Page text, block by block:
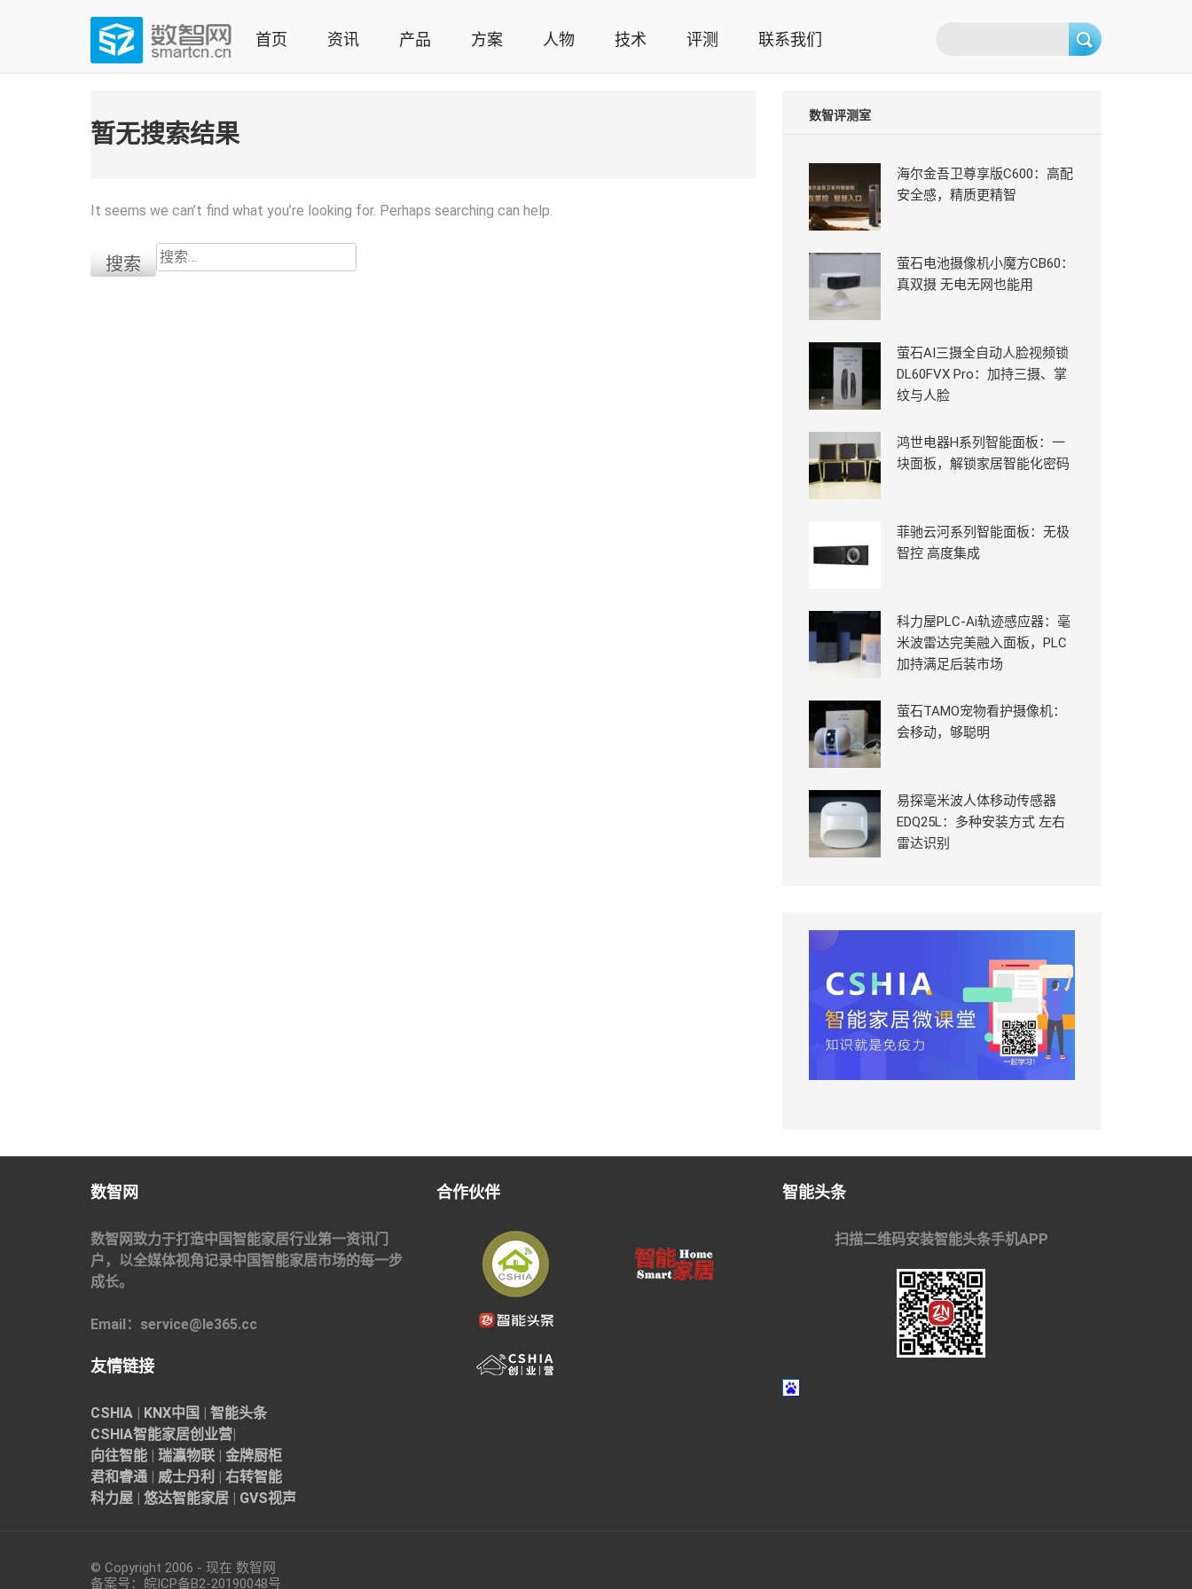
(Press
数智网
智能家居第一资讯门户 | 智能家居系统，智能家居产品，智能家居解决方案，智能家居技术应用，智能家居行业观点，智能家居项目案例
首页 资讯 产品 方案 人物 技术 评测 联系我们
暂无搜索结果
It seems we can’t find what you’re looking for. Perhaps searching can help.
搜
索：
数智评测室
海尔金吾卫尊享版C600：高配
安全感，精质更精智
萤石电池摄像机小魔方CB60：
真双摄 无电无网也能用
萤石AI三摄全自动人脸视频锁
DL60FVX Pro：加持三摄、掌
纹与人脸
鸿世电器H系列智能面板：一
块面板，解锁家居智能化密码
菲驰云河系列智能面板：无极
智控 高度集成
科力屋PLC-Ai轨迹感应器：毫
米波雷达完美融入面板，PLC
加持满足后装市场
萤石TAMO宠物看护摄像机：
会移动，够聪明
易探毫米波人体移动传感器
EDQ25L：多种安装方式 左右
雷达识别
数智网
数智网致力于打造中国智能家居行业第一资讯门
户，以全媒体视角记录中国智能家居市场的每一步
成长。
Email：service@le365.cc
友情链接
CSHIA | KNX中国 | 智能头条
CSHIA智能家居创业营|
向往智能 | 瑞瀛物联 | 金牌厨柜
君和睿通 | 威士丹利 | 右转智能
科力屋 | 悠达智能家居 | GVS视声
合作伙伴 智能头条
扫描二维码安装智能头条手机APP
© Copyright 2006 - 现在 数智网
备案号： 皖ICP备B2-20190048号